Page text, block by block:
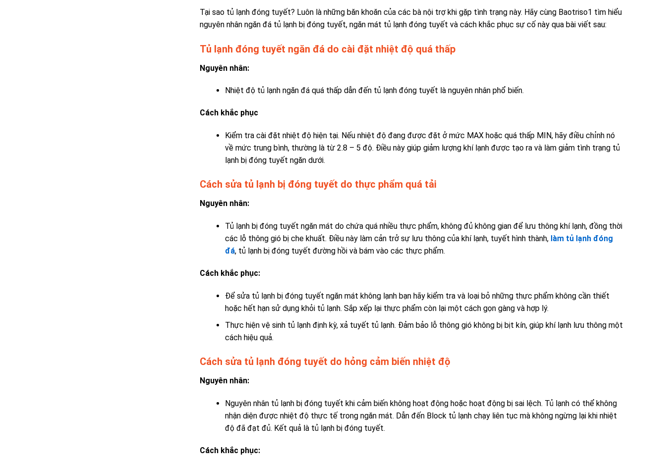
Tại sao tủ lạnh đóng tuyết? Luôn là những băn khoăn của các bà nội trợ khi gặp tình trạng này. Hãy cùng Baotriso1 tìm hiểu
nguyên nhân ngăn đá tủ lạnh bị đóng tuyết, ngăn mát tủ lạnh đóng tuyết và cách khắc phục sự cố này qua bài viết sau:
Tủ lạnh đóng tuyết ngăn đá do cài đặt nhiệt độ quá thấp
Nguyên nhân:
Nhiệt độ tủ lạnh ngăn đá quá thấp dẫn đến tủ lạnh đóng tuyết là nguyên nhân phổ biến.
Cách khắc phục
Kiểm tra cài đặt nhiệt độ hiện tại. Nếu nhiệt độ đang được đặt ở mức MAX hoặc quá thấp MIN, hãy điều chỉnh nó
về mức trung bình, thường là từ 2.8 – 5 độ. Điều này giúp giảm lượng khí lạnh được tạo ra và làm giảm tình trạng tủ
lạnh bị đóng tuyết ngăn dưới.
Cách sửa tủ lạnh bị đóng tuyết do thực phẩm quá tải
Nguyên nhân:
Tủ lạnh bị đóng tuyết ngăn mát do chứa quá nhiều thực phẩm, không đủ không gian để lưu thông khí lạnh, đồng thời
các lỗ thông gió bị che khuất. Điều này làm cản trở sự lưu thông của khí lạnh, tuyết hình thành, làm tủ lạnh đóng
đá, tủ lạnh bị đóng tuyết đường hồivà bám vào các thực phẩm.
Cách khắc phục:
Để sửa tủ lạnh bị đóng tuyết ngăn mát không lạnh bạn hãy kiểm tra và loại bỏ những thực phẩm không cần thiết
hoặc hết hạn sử dụng khỏi tủ lạnh. Sắp xếp lại thực phẩm còn lại một cách gọn gàng và hợp lý.
Thực hiện vệ sinh tủ lạnh định kỳ, xả tuyết tủ lạnh. Đảm bảo lỗ thông gió không bị bịt kín, giúp khí lạnh lưu thông một
cách hiệu quả.
Cách sửa tủ lạnh đóng tuyết do hỏng cảm biến nhiệt độ
Nguyên nhân:
Nguyên nhân tủ lạnh bị đóng tuyết khi cảm biến không hoạt động hoặc hoạt động bị sai lệch. Tủ lạnh có thể không
nhận diện được nhiệt độ thực tế trong ngăn mát. Dẫn đến Block tủ lạnh chạy liên tục mà không ngừng lại khi nhiệt
độ đã đạt đủ. Kết quả là tủ lạnh bị đóng tuyết.
Cách khắc phục: